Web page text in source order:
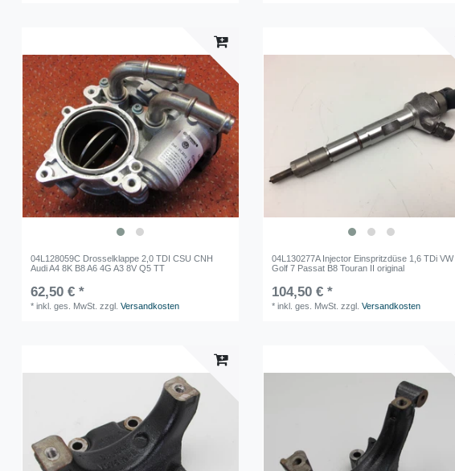
04L128059C Drosselklappe 2,0 TDI CSU CNH
Audi A4 8K B8 A6 4G A3 8V Q5 TT
62,50 € *
*inkl. ges. MwSt. zzgl.Versandkosten
04L130277A Injector Einspritzdüse 1,6 TDi VW
Golf 7 Passat B8 Touran II original
104,50 € *
*inkl. ges. MwSt. zzgl.Versandkosten